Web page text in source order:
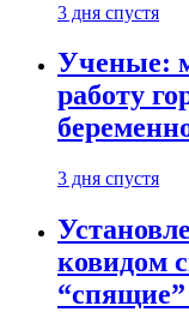
3 дня спустя
Ученые:
работу
3 дня спустя
ковидом